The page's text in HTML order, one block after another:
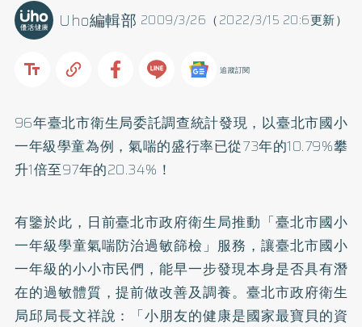
2009/3/26（2022/3/15 20:6更新）
Uho編輯部
追蹤訂閱
96年臺北市衛生局委託調查統計發現，以臺北市國小
一年級學童為例， 氣喘的盛行率已從73年的10.79%攀
升1倍至97年的20.34%！
有鑒於此，日前臺北市政府衛生局推動「臺北市國小
一年級學童氣喘防治過敏篩檢」服務，讓臺北市國小
一年級的小小市民們，能早一步發現本身是否具有潛
在的過敏體質，提前做改善及調養。臺北市政府衛生
局邱局長文祥說：「小朋友的健康是國家最寶貝的資